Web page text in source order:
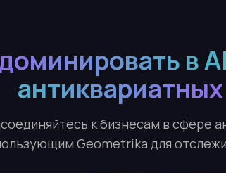
в
к бизнесам в сфере
Geometrika для